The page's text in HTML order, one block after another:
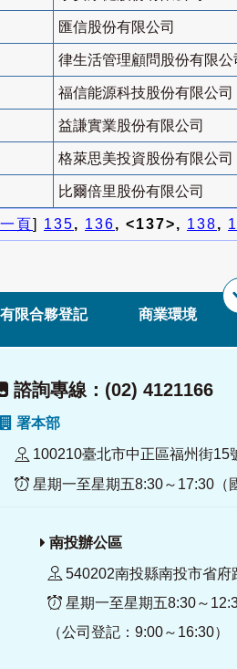
匯信股份有限公司
律生活管理顧問股份有限公
福信能源科技股份有限公司
益謙實業股份有限公司
格萊思美投資股份有限公司
比爾倍里股份有限公司
頁] 135, 136, <137>, 138,
有限合夥登記 商業環境
諮詢專線：(02) 4121166
署本部
100210臺北市中正區福州街15
星期一至星期五8:30～17:30（
南投辦公區
540202南投縣南投市省府
星期一至星期五8:30～
（公司登記：9:00～16:30）